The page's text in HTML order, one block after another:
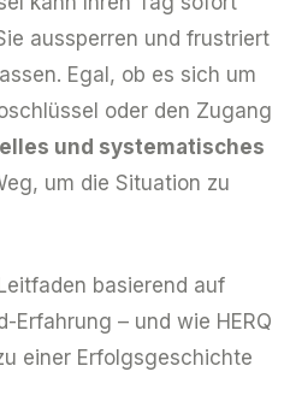
aussperren und frustriert
Egal, ob es sich um
oder den Zugang
und systematisches
um die Situation zu
basierend auf
Erfahrung – und wie HERQ
einer Erfolgsgeschichte